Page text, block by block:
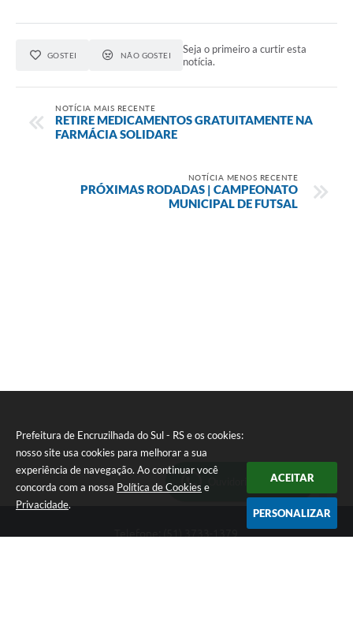
Prefeitura de Encruzilhada do Sul - RS e os cookies:
nosso site usa cookies para melhorar a sua
experiência de navegação. Ao continuar você
concorda com a nossa Política de Cookies e
Privacidade.
ACEITAR
PERSONALIZAR
GOSTEI NÃO GOSTEI
Seja o primeiro a curtir esta
notícia.
NOTÍCIA MAIS RECENTE
RETIRE MEDICAMENTOS GRATUITAMENTE NA
FARMÁCIA SOLIDARE
NOTÍCIA MENOS RECENTE
PRÓXIMAS RODADAS | CAMPEONATO
MUNICIPAL DE FUTSAL
Ouvidoria Municipal